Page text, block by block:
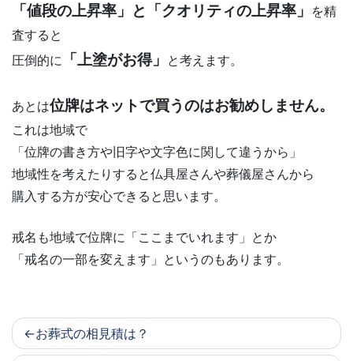
「値段の上昇率」と「クオリティの上昇率」 を精
査すると
圧倒的に 「上塗がお得」 と考えます。
あとは位牌はネットで買うのはお勧めしません。
これは地域で
「位牌の書き方や旧字や文字色に関して違うから」
地域性を考えたりすると仏具屋さんや葬儀屋さんから
購入する方が安心できると思います。
戒名も地域で位牌に「ここまでいれます」とか
「戒名の一部を変えます」というのもあります。
お葬式の相見積は？